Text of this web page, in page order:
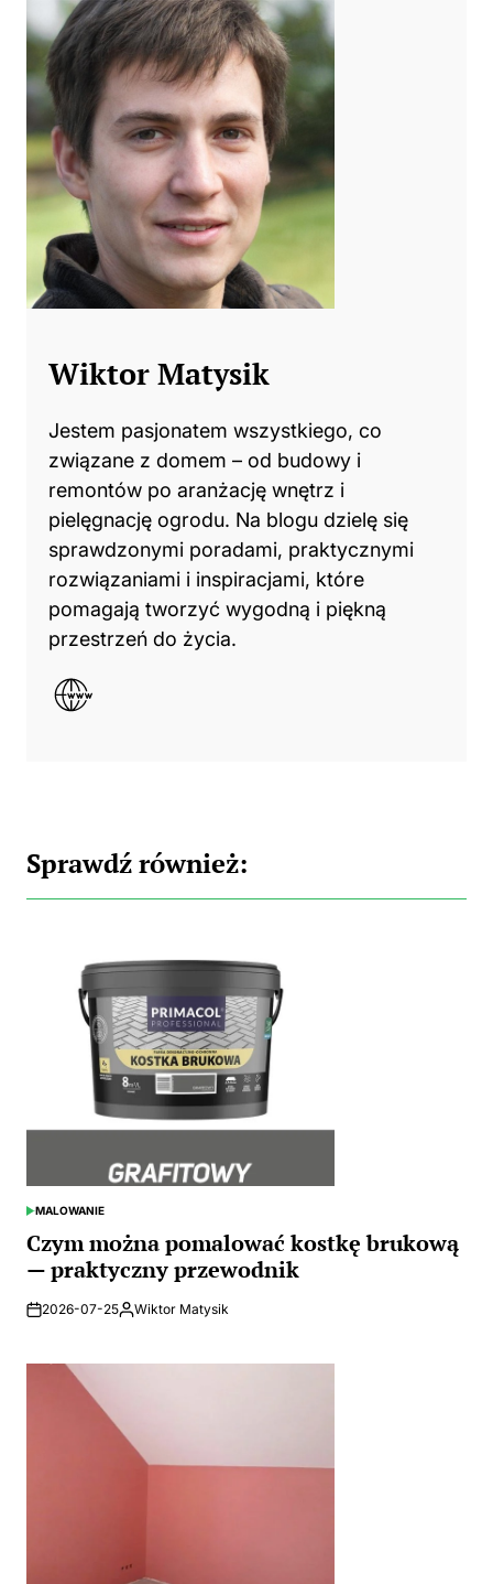
Wiktor Matysik
Jestem pasjonatem wszystkiego, co
związane z domem – od budowy i
remontów po aranżację wnętrz i
pielęgnację ogrodu. Na blogu dzielę się
sprawdzonymi poradami, praktycznymi
rozwiązaniami i inspiracjami, które
pomagają tworzyć wygodną i piękną
przestrzeń do życia.
Sprawdź również:
POSTED
IN
MALOWANIE
Czym można pomalować kostkę brukową
— praktyczny przewodnik
2026-07-25Posted
Wiktor Matysik